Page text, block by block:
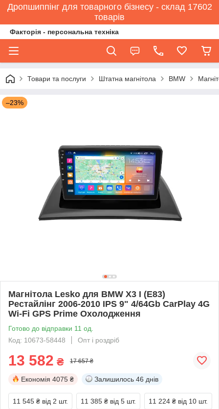
Дропшиппінг для товарного бізнесу - склад 17602
товарів
Факторія - персональна техніка
Товари та послуги Штатна магнітола BMW
–23%
Магнітола Lesko для BMW X3 I (E83)
Рестайлінг 2006-2010 IPS 9" 4/64Gb CarPlay 4G
Wi-Fi GPS Prime Охолодження
Готово до відправки 11 од.
Код: 10673-58448
Опт і роздріб
13 582 ₴ 17 657 ₴
Економія 4075 ₴ Залишилось 46 днів
11 545 ₴ від 2 шт. 11 385 ₴ від 5 шт. 11 224 ₴ від 10 шт.